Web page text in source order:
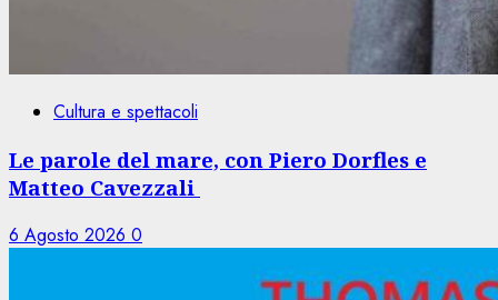
Cultura e spettacoli
Le parole del mare, con Piero Dorfles e
Matteo Cavezzali
6 Agosto 2026 0